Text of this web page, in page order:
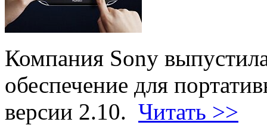
Компания Sony
обеспечение для
версии 2.10. Читать >>